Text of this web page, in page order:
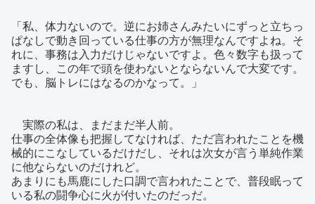
「私、体力ないので。逆にお姉さんみたいにずっと立ちっ
ぱなしで動き回っている仕事の方が無理なんですよね。そ
れに、事務は入力だけじゃないですよ。色々数字も扱って
ますし、この年で頭を使わないとならないんで大変です。
でも、脳トレにはなるのかなって。」
実際の私は、まだまだ半人前。
仕事の全体像も把握してなければ、ただ言われたことを機
械的にこなしているだけだし、それは次女が言う単純作業
に他ならないのだけれど。
あまりにも馬鹿にした口調で言われたことで、普段眠って
いる私の闘争心に火が付いたのだっだ。